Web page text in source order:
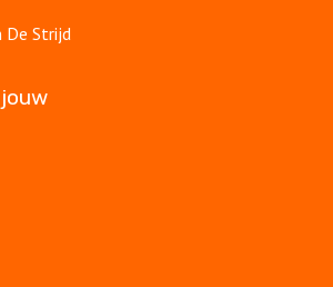
De Strijd